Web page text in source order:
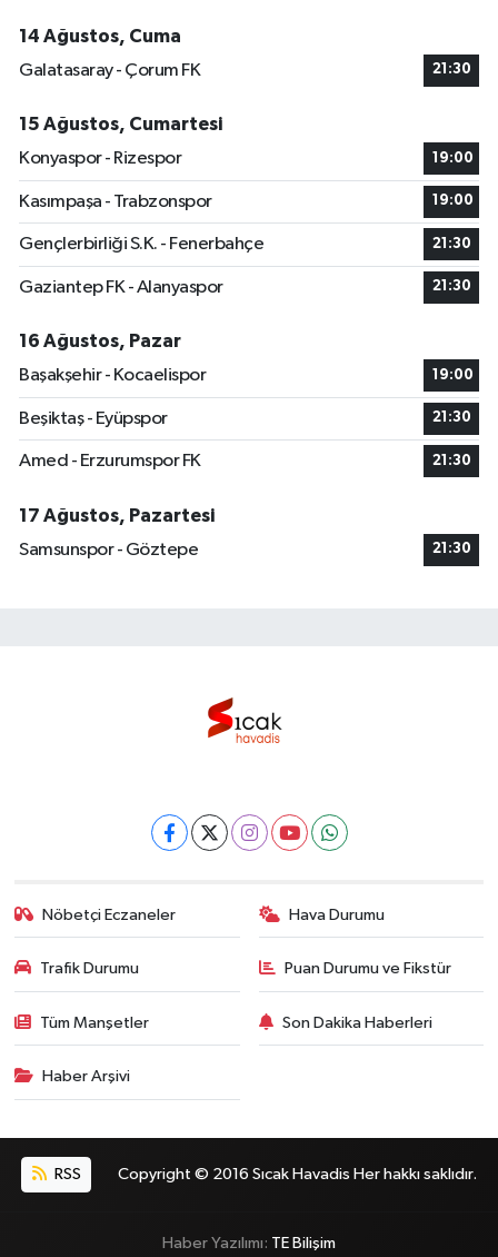
14 Ağustos, Cuma
Galatasaray - Çorum FK
21:30
15 Ağustos, Cumartesi
Konyaspor - Rizespor
19:00
Kasımpaşa - Trabzonspor 19:00
Gençlerbirliği S.K. - Fenerbahçe 21:30
Gaziantep FK - Alanyaspor 21:30
16 Ağustos, Pazar
Başakşehir - Kocaelispor
19:00
Beşiktaş - Eyüpspor 21:30
Amed - Erzurumspor FK 21:30
17 Ağustos, Pazartesi
Samsunspor - Göztepe
21:30
Nöbetçi Eczaneler Hava Durumu
Trafik Durumu Puan Durumu ve Fikstür
Tüm Manşetler Son Dakika Haberleri
Haber Arşivi
RSS Copyright © 2016 Sıcak Havadis Her hakkı saklıdır.
Haber Yazılımı: TE Bilişim